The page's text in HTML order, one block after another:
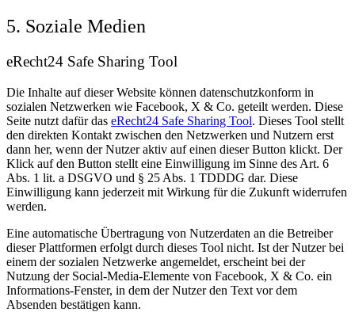
5. Soziale Medien
eRecht24 Safe Sharing Tool
Die Inhalte auf dieser Website können datenschutzkonform in
sozialen Netzwerken wie Facebook, X & Co. geteilt werden. Diese
Seite nutzt dafür das eRecht24 Safe Sharing Tool. Dieses Tool stellt
den direkten Kontakt zwischen den Netzwerken und Nutzern erst
dann her, wenn der Nutzer aktiv auf einen dieser Button klickt. Der
Klick auf den Button stellt eine Einwilligung im Sinne des Art. 6
Abs. 1 lit. a DSGVO und § 25 Abs. 1 TDDDG dar. Diese
Einwilligung kann jederzeit mit Wirkung für die Zukunft widerrufen
werden.
Eine automatische Übertragung von Nutzerdaten an die Betreiber
dieser Plattformen erfolgt durch dieses Tool nicht. Ist der Nutzer bei
einem der sozialen Netzwerke angemeldet, erscheint bei der
Nutzung der Social-Media-Elemente von Facebook, X & Co. ein
Informations-Fenster, in dem der Nutzer den Text vor dem
Absenden bestätigen kann.